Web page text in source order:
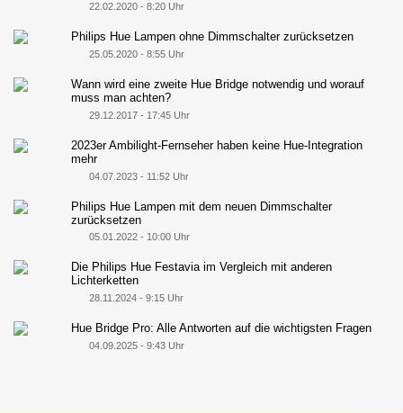
22.02.2020 - 8:20 Uhr
Philips Hue Lampen ohne Dimmschalter zurücksetzen
25.05.2020 - 8:55 Uhr
Wann wird eine zweite Hue Bridge notwendig und worauf
muss man achten?
29.12.2017 - 17:45 Uhr
2023er Ambilight-Fernseher haben keine Hue-Integration
mehr
04.07.2023 - 11:52 Uhr
Philips Hue Lampen mit dem neuen Dimmschalter
zurücksetzen
05.01.2022 - 10:00 Uhr
Die Philips Hue Festavia im Vergleich mit anderen
Lichterketten
28.11.2024 - 9:15 Uhr
Hue Bridge Pro: Alle Antworten auf die wichtigsten Fragen
04.09.2025 - 9:43 Uhr